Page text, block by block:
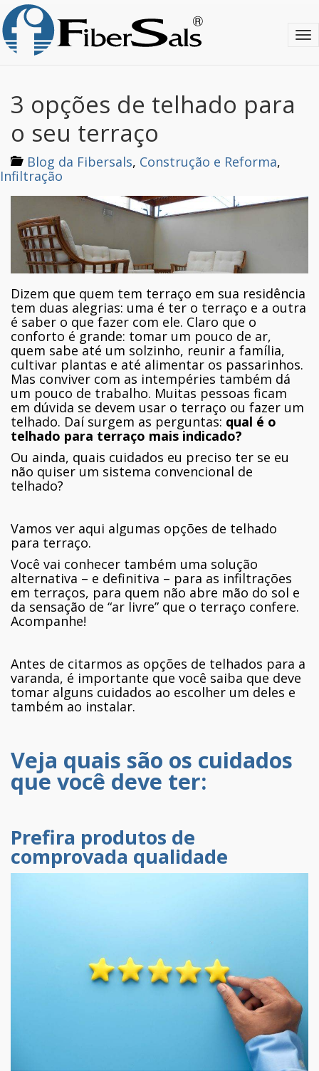
k
i
n
T
t
3 opções de telhado para
o seu terraço
Blog da Fibersals, Construção e Reforma,
Infiltração
Dizem que quem tem terraço em sua residência
tem duas alegrias: uma é ter o terraço e a outra
é saber o que fazer com ele. Claro que o
conforto é grande: tomar um pouco de ar,
quem sabe até um solzinho, reunir a família,
cultivar plantas e até alimentar os passarinhos.
Mas conviver com as intempéries também dá
um pouco de trabalho. Muitas pessoas ficam
em dúvida se devem usar o terraço ou fazer um
telhado. Daí surgem as perguntas: qual é o
telhado para terraço mais indicado?
Ou ainda, quais cuidados eu preciso ter se eu
não quiser um sistema convencional de
telhado?
Vamos ver aqui algumas opções de telhado
para terraço.
Você vai conhecer também uma solução
alternativa – e definitiva – para as infiltrações
em terraços, para quem não abre mão do sol e
da sensação de “ar livre” que o terraço confere.
Acompanhe!
Antes de citarmos as opções de telhados para a
varanda, é importante que você saiba que deve
tomar alguns cuidados ao escolher um deles e
também ao instalar.
Veja quais são os cuidados
que você deve ter:
Prefira produtos de
comprovada qualidade